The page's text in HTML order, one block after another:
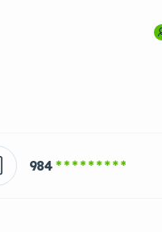
984 * * * * * * * * *